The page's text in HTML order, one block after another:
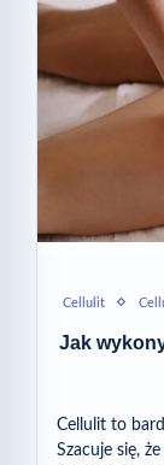
Cellulit
Jak
Cellulit to
Szacuje się,